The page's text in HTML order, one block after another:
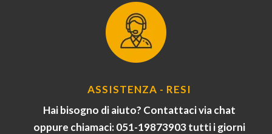
ASSISTENZA - RESI
Hai bisogno di aiuto? Contattaci via chat
oppure chiamaci: 051-19873903 tutti i giorni